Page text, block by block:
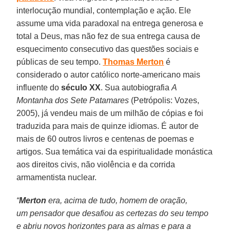
interlocução mundial, contemplação e ação. Ele
assume uma vida paradoxal na entrega generosa e
total a Deus, mas não fez de sua entrega causa de
esquecimento consecutivo das questões sociais e
públicas de seu tempo.Thomas Merton é
considerado o autor católico norte-americano mais
influente doséculo XX. Sua autobiografiaA
Montanha dos Sete Patamares (Petrópolis: Vozes,
2005), já vendeu mais de um milhão de cópias e foi
traduzida para mais de quinze idiomas. É autor de
mais de 60 outros livros e centenas de poemas e
artigos. Sua temática vai da espiritualidade monástica
aos direitos civis, não violência e da corrida
armamentista nuclear.
“Merton era, acima de tudo, homem de oração,
um pensador que desafiou as certezas do seu tempo
e abriu novos horizontes para as almas e para a